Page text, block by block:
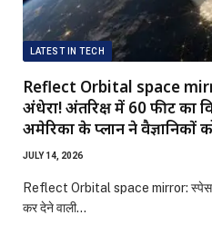
LATEST IN TECH
Reflect Orbital space
अंधेरा! अंतरिक्ष में 60 फीट का
अमेरिका के प्लान ने वैज्ञानिकों
JULY 14, 2026
Reflect Orbital space mirror: स्पेस
कर देने वाली…